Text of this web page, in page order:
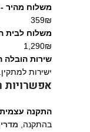
משלוח מהיר -
359₪
משלוח לבית
1,290₪
שירות הובלה
ישירות למתקין.
אפשרויות
התקנה
בהתקנה,